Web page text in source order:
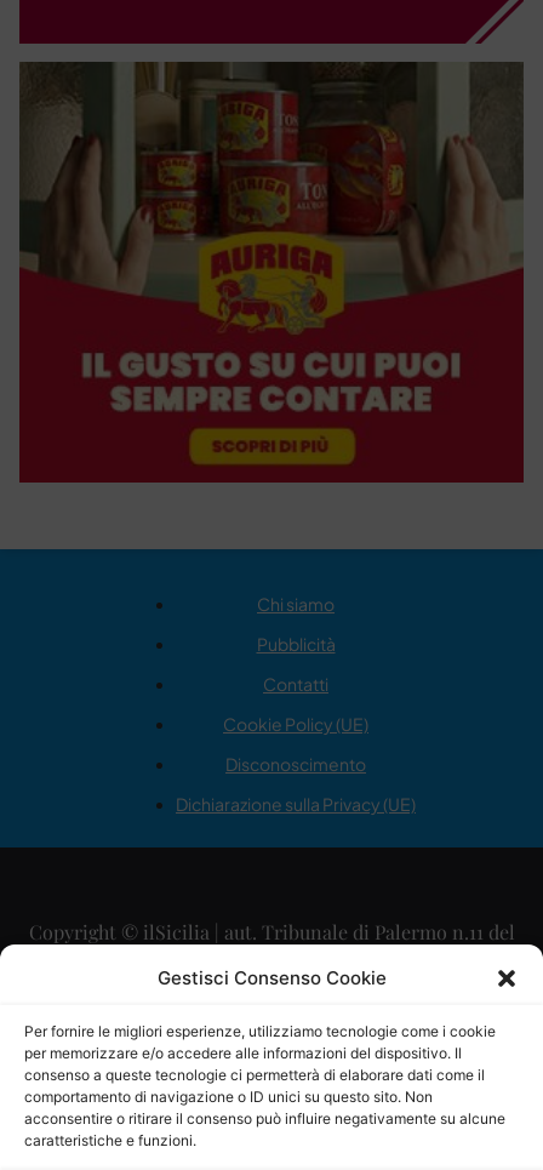
Gestisci Consenso Cookie
Per fornire le migliori esperienze, utilizziamo tecnologie come i cookie
per memorizzare e/o accedere alle informazioni del dispositivo. Il
consenso a queste tecnologie ci permetterà di elaborare dati come il
comportamento di navigazione o ID unici su questo sito. Non
acconsentire o ritirare il consenso può influire negativamente su alcune
caratteristiche e funzioni.
Chi siamo
Pubblicità
Contatti
Cookie Policy (UE)
Disconoscimento
Dichiarazione sulla Privacy (UE)
Copyright © ilSicilia | aut. Tribunale di Palermo n.11 del
29/09/2015
Direttore Editoriale: Maurizio Scaglione
Direttore Responsabile: Maria Calabrese